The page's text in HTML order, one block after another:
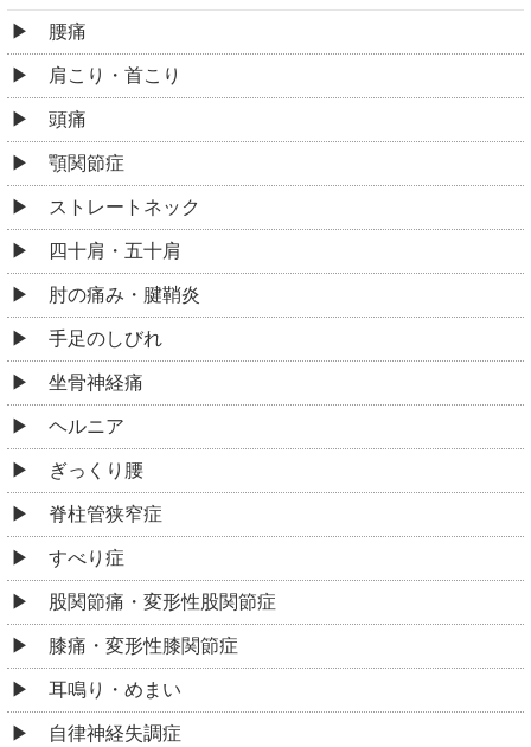
腰痛
肩こり・首こり
頭痛
顎関節症
ストレートネック
四十肩・五十肩
肘の痛み・腱鞘炎
手足のしびれ
坐骨神経痛
ヘルニア
ぎっくり腰
脊柱管狭窄症
すべり症
股関節痛・変形性股関節症
膝痛・変形性膝関節症
耳鳴り・めまい
自律神経失調症